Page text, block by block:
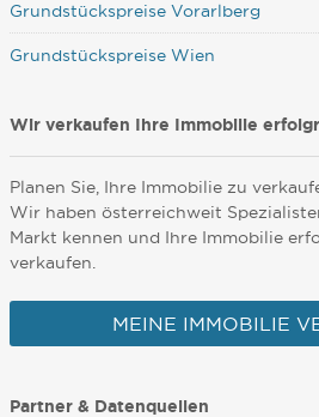
Grundstückspreise Vorarlberg
Grundstückspreise Wien
Wir verkaufen Ihre Immobilie
Planen Sie, Ihre Immobilie zu
Wir haben österreichweit
Markt kennen und Ihre Immobilie
verkaufen.
MEINE IMMOBILIE
Partner & Datenquellen